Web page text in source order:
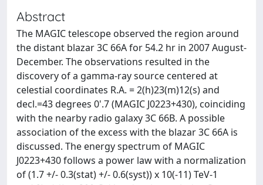
Abstract
The MAGIC telescope observed the region around
the distant blazar 3C 66A for 54.2 hr in 2007 August-
December. The observations resulted in the
discovery of a gamma-ray source centered at
celestial coordinates R.A. = 2(h)23(m)12(s) and
decl.=43 degrees 0'.7 (MAGIC J0223+430), coinciding
with the nearby radio galaxy 3C 66B. A possible
association of the excess with the blazar 3C 66A is
discussed. The energy spectrum of MAGIC
J0223+430 follows a power law with a normalization
of (1.7 +/- 0.3(stat) +/- 0.6(syst)) x 10(-11) TeV-1